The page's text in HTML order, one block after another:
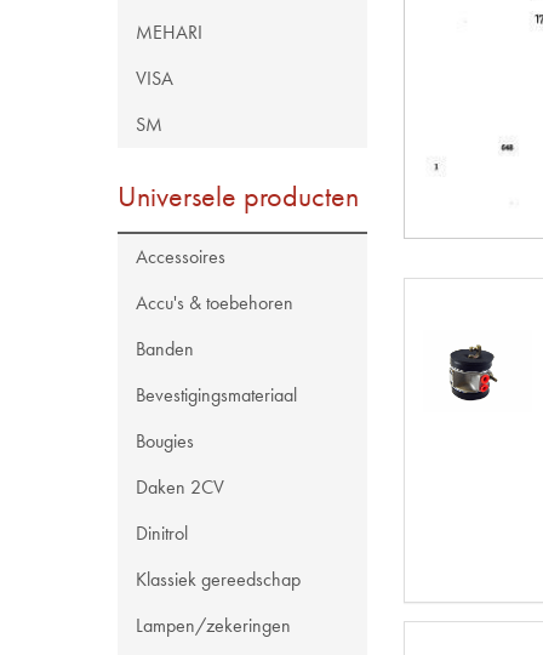
MEHARI
VISA
SM
Universele producten
Accessoires
Accu's & toebehoren
Banden
Bevestigingsmateriaal
Bougies
Daken 2CV
Dinitrol
Klassiek gereedschap
Lampen/zekeringen